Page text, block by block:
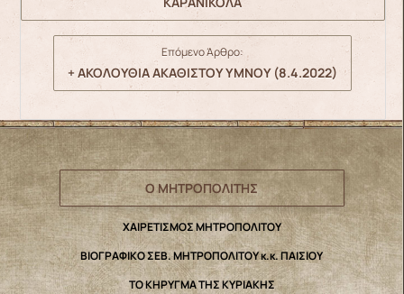
Επόμενο Άρθρο:
+ ΑΚΟΛΟΥΘΙΑ ΑΚΑΘΙΣΤΟΥ ΥΜΝΟΥ (8.4.2022)
Ο ΜΗΤΡΟΠΟΛΙΤΗΣ
ΧΑΙΡΕΤΙΣΜΟΣ ΜΗΤΡΟΠΟΛΙΤΟΥ
ΒΙΟΓΡΑΦΙΚΟ ΣΕΒ. ΜΗΤΡΟΠΟΛΙΤΟΥ κ.κ. ΠΑΙΣΙΟΥ
ΤΟ ΚΗΡΥΓΜΑ ΤΗΣ ΚΥΡΙΑΚΗΣ